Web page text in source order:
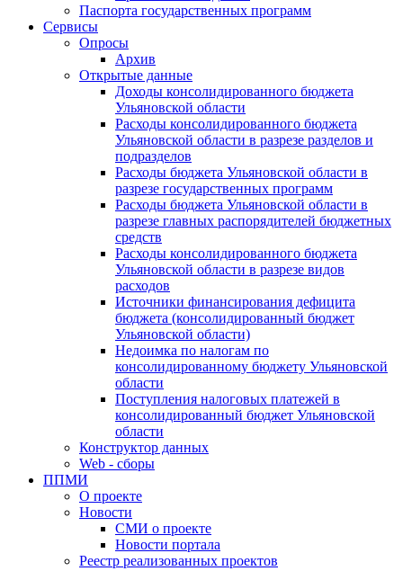
Паспорта государственных программ
Сервисы
Опросы
Архив
Открытые данные
Доходы консолидированного бюджета
Ульяновской области
Расходы консолидированного бюджета
Ульяновской области в разрезе разделов и
подразделов
Расходы бюджета Ульяновской области в
разрезе государственных программ
Расходы бюджета Ульяновской области в
разрезе главных распорядителей бюджетных
средств
Расходы консолидированного бюджета
Ульяновской области в разрезе видов
расходов
Источники финансирования дефицита
бюджета (консолидированный бюджет
Ульяновской области)
Недоимка по налогам по
консолидированному бюджету Ульяновской
области
Поступления налоговых платежей в
консолидированный бюджет Ульяновской
области
Конструктор данных
Web - сборы
ППМИ
О проекте
Новости
СМИ о проекте
Новости портала
Реестр реализованных проектов